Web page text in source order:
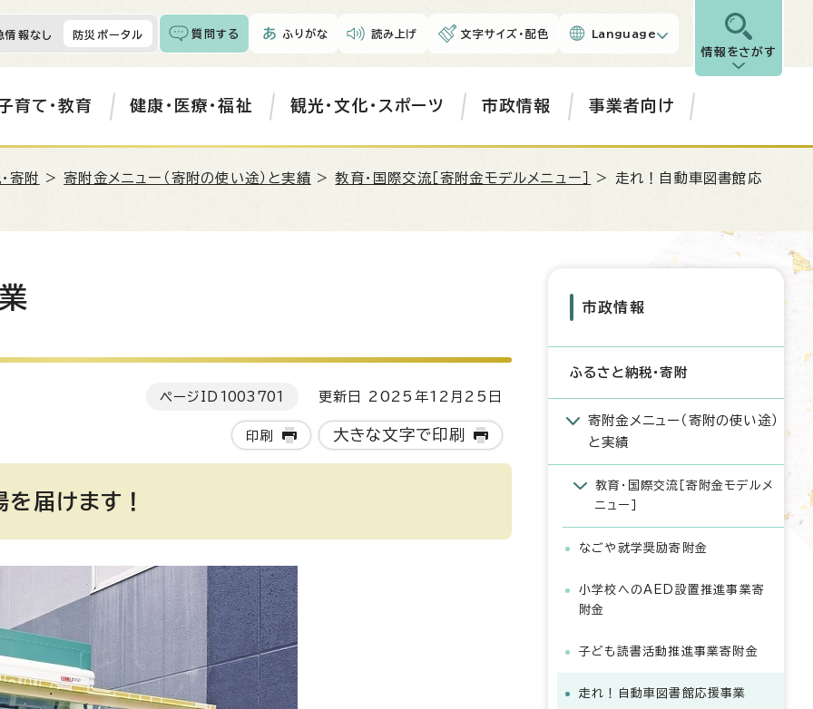
情報なし 防災ポータル 質問する ふりがな 読み上げ 文字サイズ・配色 Language
情報をさがす
育て・教育 健康・医療・福祉 観光・文化・スポーツ 市政情報 事業者向け
寄附 >寄附金メニュー（寄附の使い途）と実績 >教育・国際交流［寄附金モデルメニュー］ > 走れ！自動車図書館応
ページID 1003701 更新日 2025年12月25日
印刷 大きな文字で印刷
届けます！
市政情報
ふるさと納税・寄附
寄附金メニュー（寄附の使い途）
と実績
教育・国際交流［寄附金モデルメ
ニュー］
なごや就学奨励寄附金
小学校へのAED設置推進事業寄
附金
子ども読書活動推進事業寄附金
走れ！自動車図書館応援事業